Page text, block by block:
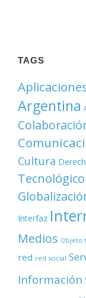
TAGS
Argentina
Cultura
Tecnológico
Interfaz
Medios Objeto
red red social
Información